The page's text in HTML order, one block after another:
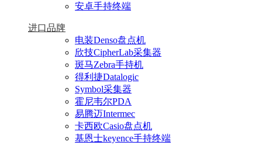
安卓手持终端
进口品牌
电装Denso盘点机
欣技CipherLab采集器
斑马Zebra手持机
得利捷Datalogic
Symbol采集器
霍尼韦尔PDA
易腾迈Intermec
卡西欧Casio盘点机
基恩士keyence手持终端